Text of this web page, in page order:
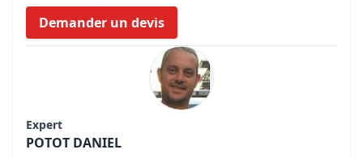
Demander un devis
Expert
POTOT DANIEL